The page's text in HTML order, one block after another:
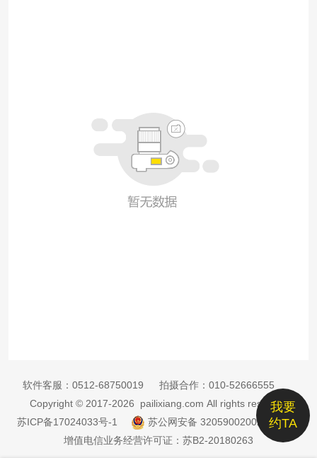
我要
约TA
软件客服： 0512-68750019 拍摄合作： 010-52666555
Copyright © 2017-2026 pailixiang.com All rights reserved
苏ICP备17024033号-1
苏公网安备 32059002002885号
增值电信业务经营许可证：苏B2-20180263